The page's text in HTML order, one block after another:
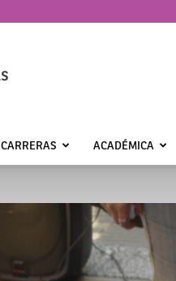
CARRERAS ACADÉMICA